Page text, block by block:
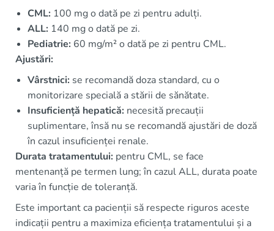
CML: 100 mg o dată pe zi pentru adulți.
ALL: 140 mg o dată pe zi.
Pediatrie: 60 mg/m² o dată pe zi pentru CML.
Ajustări:
Vârstnici: se recomandă doza standard, cu o
monitorizare specială a stării de sănătate.
Insuficiență hepatică: necesită precauții
suplimentare, însă nu se recomandă ajustări de doză
în cazul insuficienței renale.
Durata tratamentului: pentru CML, se face
mentenanță pe termen lung; în cazul ALL, durata poate
varia în funcție de toleranță.
Este important ca pacienții să respecte riguros aceste
indicații pentru a maximiza eficiența tratamentului și a